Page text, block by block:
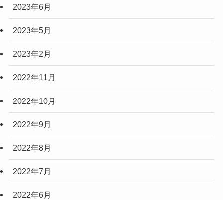
2023年6月
2023年5月
2023年2月
2022年11月
2022年10月
2022年9月
2022年8月
2022年7月
2022年6月